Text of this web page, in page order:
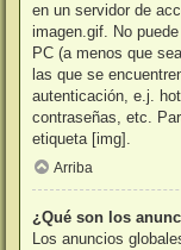
en un servidor de
imagen.gif. No
PC (a menos que
las que se
autenticación, e.j.
contraseñas, etc.
etiqueta [img].
Arriba
¿Qué son los
Los anuncios